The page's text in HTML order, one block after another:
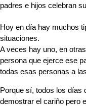
padres e hijos celebran
Hoy en día hay muchos
situaciones.
A veces hay uno, en
persona que ejerce ese
todas esas personas a
Porque sí, todos los días
demostrar el cariño pero